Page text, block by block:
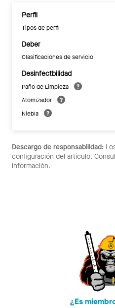
Perfil
Tipos de perfil
Deber
Clasificaciones de servicio
Desinfectbilidad
Paño de Limpieza
Atomizador
Niebla
Descargo de responsabilidad:
configuración del artículo.
información.
¿Es